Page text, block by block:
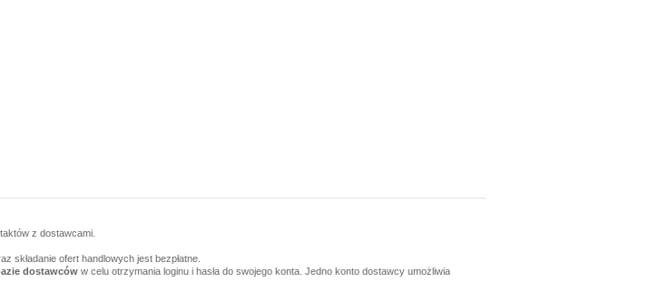
z dostawcami.
składanie ofert handlowych jest bezpłatne.
dostawców w celu otrzymania loginu i hasła do swojego konta. Jedno konto dostawcy umożliwia